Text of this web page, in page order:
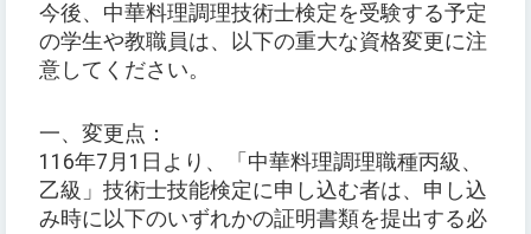
今後、中華料理調理技術士検定を受験する予定
の学生や教職員は、以下の重大な資格変更に注
意してください。
一、変更点：
116年7月1日より、「中華料理調理職種丙級、
乙級」技術士技能検定に申し込む者は、申し込
み時に以下のいずれかの証明書類を提出する必